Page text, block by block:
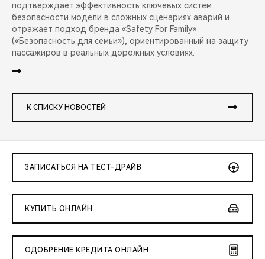
подтверждает эффективность ключевых систем
безопасности модели в сложных сценариях аварий и
отражает подход бренда «Safety For Family»
(«Безопасность для семьи»), ориентированный на защиту
пассажиров в реальных дорожных условиях.
К СПИСКУ НОВОСТЕЙ
ЗАПИСАТЬСЯ НА ТЕСТ-ДРАЙВ
КУПИТЬ ОНЛАЙН
ОДОБРЕНИЕ КРЕДИТА ОНЛАЙН